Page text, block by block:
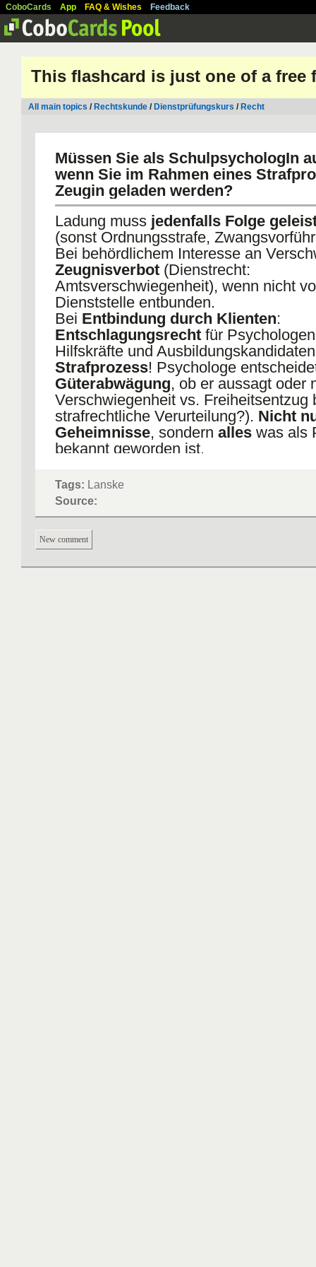
CoboCards App FAQ & Wishes Feedback
This flashcard is just one of a free
All main topics / Rechtskunde / Dienstprüfungskurs / Recht
Müssen Sie als SchulpsychologIn
wenn Sie im Rahmen eines
Zeugin geladen werden?
Ladung muss jedenfalls Folge
(sonst Ordnungsstrafe,
Bei behördlichem Interesse an
Zeugnisverbot (Dienstrecht:
Amtsverschwiegenheit), wenn nicht
Dienststelle entbunden.
Bei Entbindung durch Klienten:
Entschlagungsrecht für
Hilfskräfte und
Strafprozess! Psychologe
Güterabwägung, ob er aussagt oder
Verschwiegenheit vs. Freiheitsentzug
strafrechtliche Verurteilung?). Nicht
Geheimnisse, sondern alles was als
bekannt geworden ist.
Teilentbindung
Gericht
Tags: Lanske
Source:
New comment